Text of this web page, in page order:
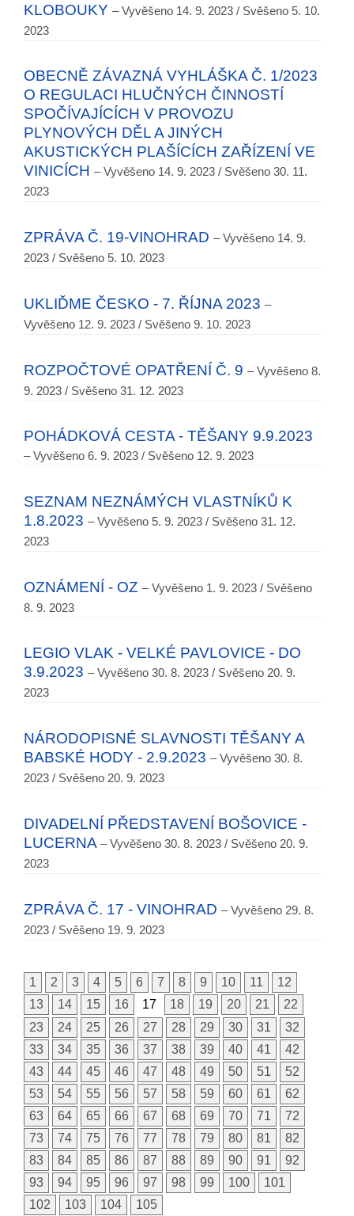
KLOBOUKY – Vyvěšeno 14. 9. 2023 / Svěšeno 5. 10.
2023
OBECNĚ ZÁVAZNÁ VYHLÁŠKA Č. 1/2023
O REGULACI HLUČNÝCH ČINNOSTÍ
SPOČÍVAJÍCÍCH V PROVOZU
PLYNOVÝCH DĚL A JINÝCH
AKUSTICKÝCH PLAŠÍCÍCH ZAŘÍZENÍ VE
VINICÍCH – Vyvěšeno 14. 9. 2023 / Svěšeno 30. 11.
2023
ZPRÁVA Č. 19-VINOHRAD – Vyvěšeno 14. 9.
2023 / Svěšeno 5. 10. 2023
UKLIĎME ČESKO - 7. ŘÍJNA 2023 –
Vyvěšeno 12. 9. 2023 / Svěšeno 9. 10. 2023
ROZPOČTOVÉ OPATŘENÍ Č. 9 – Vyvěšeno 8.
9. 2023 / Svěšeno 31. 12. 2023
POHÁDKOVÁ CESTA - TĚŠANY 9.9.2023
– Vyvěšeno 6. 9. 2023 / Svěšeno 12. 9. 2023
SEZNAM NEZNÁMÝCH VLASTNÍKŮ K
1.8.2023 – Vyvěšeno 5. 9. 2023 / Svěšeno 31. 12.
2023
OZNÁMENÍ - OZ – Vyvěšeno 1. 9. 2023 / Svěšeno
8. 9. 2023
LEGIO VLAK - VELKÉ PAVLOVICE - DO
3.9.2023 – Vyvěšeno 30. 8. 2023 / Svěšeno 20. 9.
2023
NÁRODOPISNÉ SLAVNOSTI TĚŠANY A
BABSKÉ HODY - 2.9.2023 – Vyvěšeno 30. 8.
2023 / Svěšeno 20. 9. 2023
DIVADELNÍ PŘEDSTAVENÍ BOŠOVICE -
LUCERNA – Vyvěšeno 30. 8. 2023 / Svěšeno 20. 9.
2023
ZPRÁVA Č. 17 - VINOHRAD – Vyvěšeno 29. 8.
2023 / Svěšeno 19. 9. 2023
1 2 3 4 5 6 7 8 9 10 11
12
13
14 15 16 17 18 19 20 21
22
23
24 25 26 27 28 29 30 31
32
33
34 35 36 37 38 39 40 41
42
43
44 45 46 47 48 49 50 51
52
53
54 55 56 57 58 59 60 61
62
63
64 65 66 67 68 69 70 71
72
73
74 75 76 77 78 79 80 81
82
83
84 85 86 87 88 89 90 91
92
93
94 95 96 97 98 99 100
101
102
103 104 105